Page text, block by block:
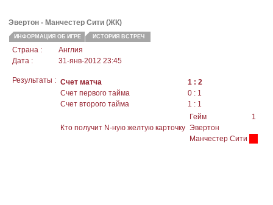
Эвертон - Манчестер Сити (ЖК)
ИНФОРМАЦИЯ ОБ ИГРЕ ИСТОРИЯ ВСТРЕЧ
Страна :
Англия
Дата :
31-янв-2012 23:45
Результаты : Счет матча
1 : 2
Счет первого тайма
0 : 1
Счет второго тайма
1 : 1
Кто получит N-ную желтую карточку
Гейм
1
Эвертон
Манчестер Сити